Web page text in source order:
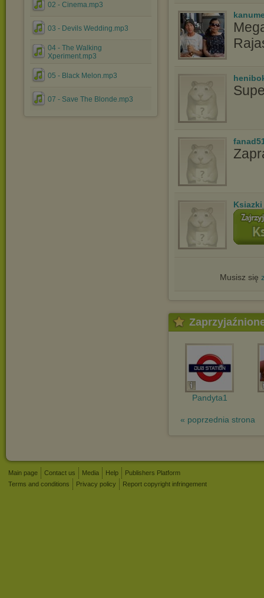
02 - Cinema.mp3
03 - Devils Wedding.mp3
04 - The Walking
Xperiment.mp3
05 - Black Melon.mp3
07 - Save The Blonde.mp3
Musisz się
Pandyta1
« poprzednia strona
Main page Contact us Media Help
Publishers Platform
Terms and conditions
Privacy policy Report copyright infringement